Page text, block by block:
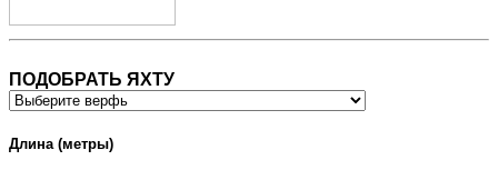
ПОДОБРАТЬ ЯХТУ
Длина (метры)